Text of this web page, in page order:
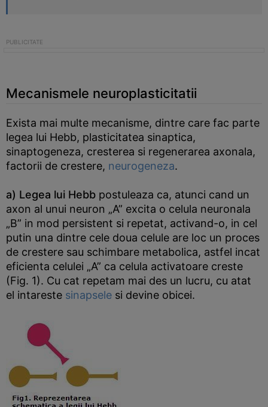
Mecanismele neuroplasticitatii
Exista mai multe mecanisme, dintre care fac parte
legea lui Hebb, plasticitatea sinaptica,
sinaptogeneza, cresterea si regenerarea axonala,
factorii de crestere, neurogeneza.
a) Legea lui Hebb postuleaza ca, atunci cand un
axon al unui neuron „A” excita o celula neuronala
„B” in mod persistent si repetat, activand-o, in cel
putin una dintre cele doua celule are loc un proces
de crestere sau schimbare metabolica, astfel incat
eficienta celulei „A” ca celula activatoare creste
(Fig. 1). Cu cat repetam mai des un lucru, cu atat
el intareste sinapsele si devine obicei.